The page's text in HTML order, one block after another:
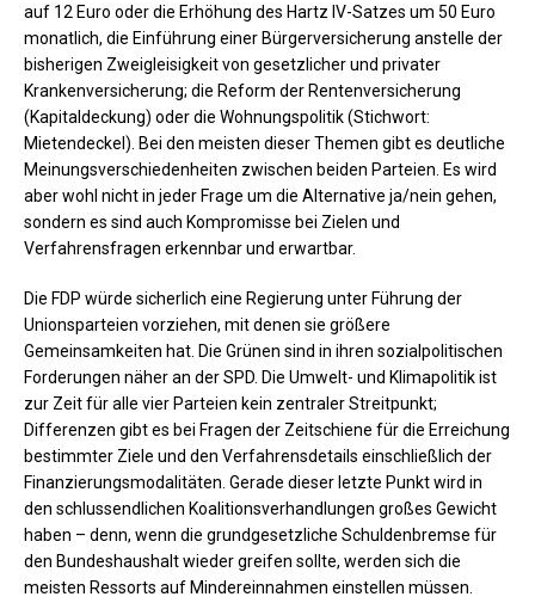
auf 12 Euro oder die Erhöhung des Hartz IV-Satzes um 50 Euro
monatlich, die Einführung einer Bürgerversicherung anstelle der
bisherigen Zweigleisigkeit von gesetzlicher und privater
Krankenversicherung; die Reform der Rentenversicherung
(Kapitaldeckung) oder die Wohnungspolitik (Stichwort:
Mietendeckel). Bei den meisten dieser Themen gibt es deutliche
Meinungsverschiedenheiten zwischen beiden Parteien. Es wird
aber wohl nicht in jeder Frage um die Alternative ja/nein gehen,
sondern es sind auch Kompromisse bei Zielen und
Verfahrensfragen erkennbar und erwartbar.
Die FDP würde sicherlich eine Regierung unter Führung der
Unionsparteien vorziehen, mit denen sie größere
Gemeinsamkeiten hat. Die Grünen sind in ihren sozialpolitischen
Forderungen näher an der SPD. Die Umwelt- und Klimapolitik ist
zur Zeit für alle vier Parteien kein zentraler Streitpunkt;
Differenzen gibt es bei Fragen der Zeitschiene für die Erreichung
bestimmter Ziele und den Verfahrensdetails einschließlich der
Finanzierungsmodalitäten. Gerade dieser letzte Punkt wird in
den schlussendlichen Koalitionsverhandlungen großes Gewicht
haben – denn, wenn die grundgesetzliche Schuldenbremse für
den Bundeshaushalt wieder greifen sollte, werden sich die
meisten Ressorts auf Mindereinnahmen einstellen müssen.